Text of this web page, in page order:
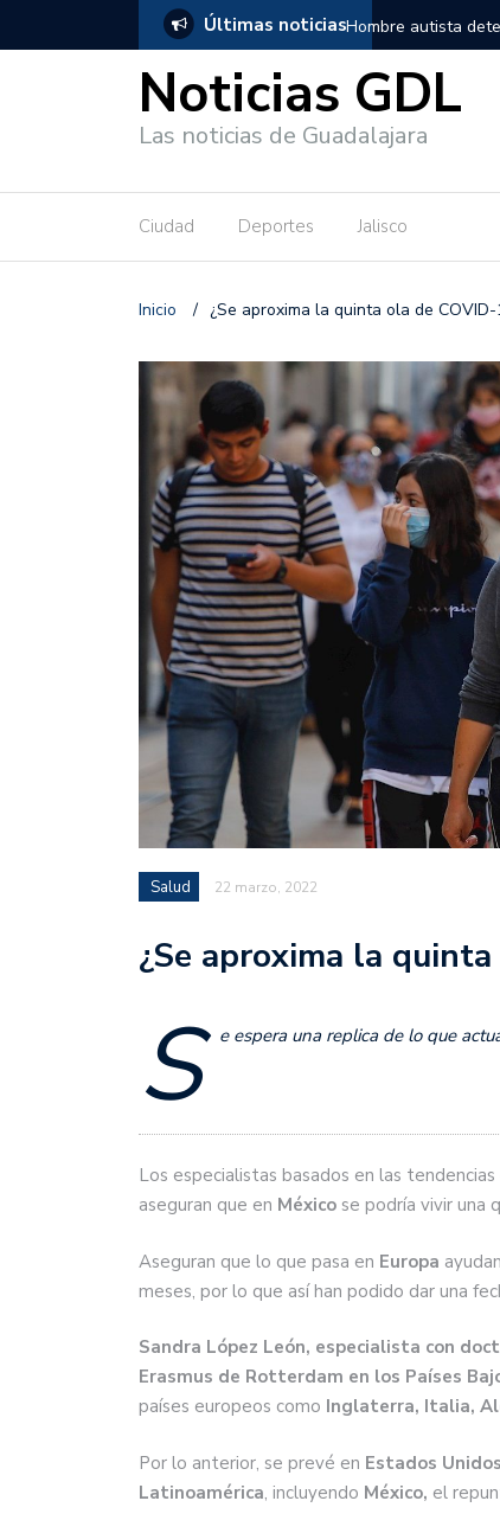
Últimas noticias
salió de los separos sin lesiones graves Títeres gigantes
Noticias GDL
Las noticias de Guadalajara
Ciudad Deportes Jalisco
Inicio / ¿Se aproxima la quinta ola de
Salud 22 marzo, 2022
¿Se aproxima la
S e espera una replica de lo que
Los especialistas basados en las
aseguran que en México se podría vivir una
Aseguran que lo que pasa en Europa
meses, por lo que así han podido dar una
Sandra López León, especialista con
Erasmus de Rotterdam en los Países
países europeos como Inglaterra, Italia,
Por lo anterior, se prevé en Estados Unidos
Latinoamérica, incluyendo México, el